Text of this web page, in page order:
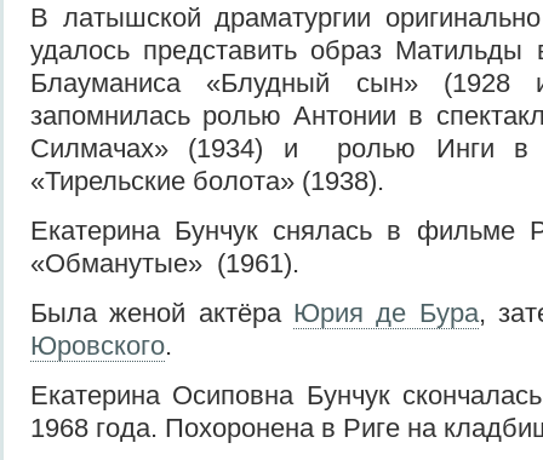
В латышской драматургии
удалось представить образ
Блауманиса «Блудный сын»
запомнилась ролью Антонии в
Силмачах» (1934) и ролью Инги в
«Тирельские болота» (1938).
Екатерина Бунчук снялась в фильме
«Обманутые» (1961).
Была женой актёра Юрия де Бура,
Юровского.
Екатерина Осиповна Бунчук
1968 года. Похоронена в Риге на